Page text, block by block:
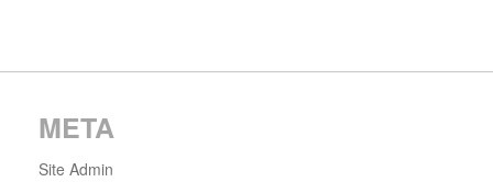
META
Site Admin